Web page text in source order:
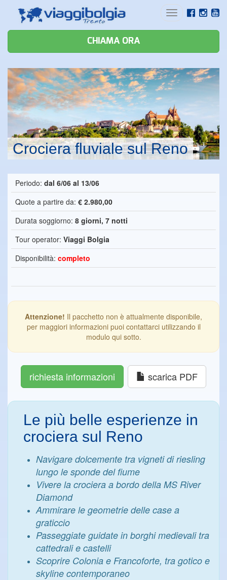
Toggle
CHIAMA ORA
Crociera fluviale sul Reno
Periodo: dal 6/06 al 13/06
Quote a partire da: € 2.980,00
Durata soggiorno: 8 giorni, 7 notti
Tour operator: Viaggi Bolgia
Disponibilità: completo
Attenzione! Il pacchetto non è attualmente disponibile,
per maggiori informazioni puoi contattarci utilizzando il
modulo qui sotto.
richiesta informazioni scarica PDF
Le più belle esperienze in
crociera sul Reno
Navigare dolcemente tra vigneti di riesling
lungo le sponde del fiume
Vivere la crociera a bordo della MS River
Diamond
Ammirare le geometrie delle case a
graticcio
Passeggiate guidate in borghi medievali tra
cattedrali e castelli
Scoprire Colonia e Francoforte, tra gotico e
skyline contemporaneo